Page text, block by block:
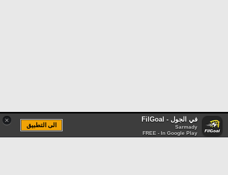
× في الجول - FilGoal
Sarmady
FREE - In Google Play
الى التطبيق